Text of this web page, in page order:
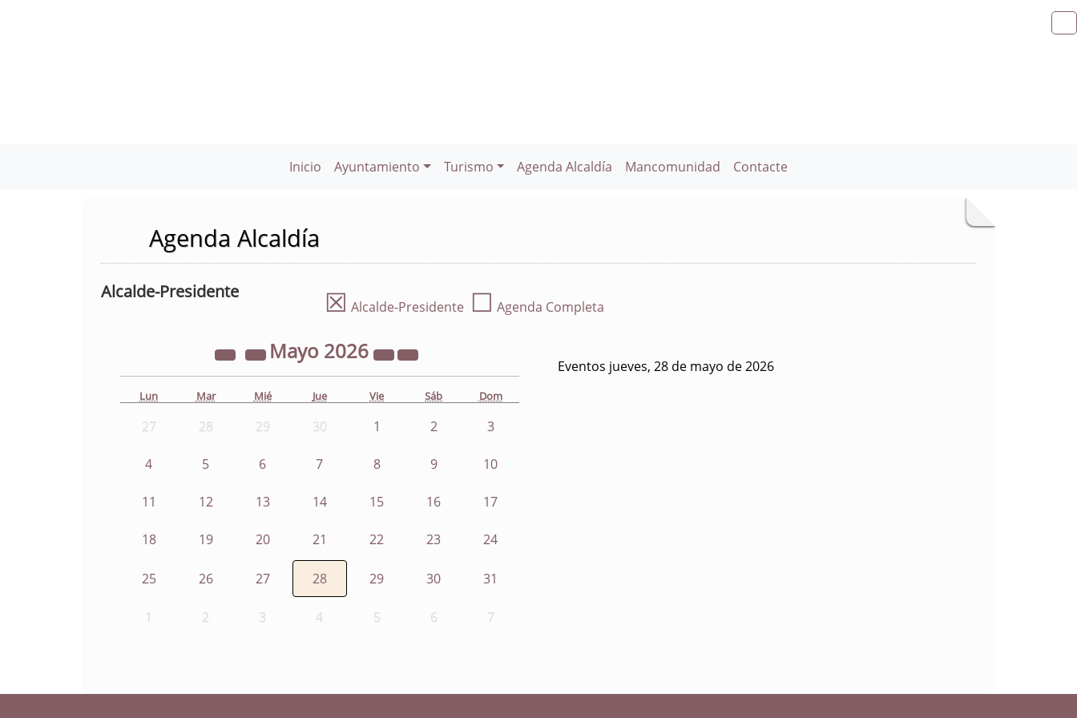
Inicio Ayuntamiento Turismo Agenda Alcaldía Mancomunidad Contacte
Agenda Alcaldía
Alcalde-Presidente ☒ Alcalde-Presidente ☐ Agenda Completa
Mayo 2026
Lun Mar Mié Jue Vie Sáb Dom
27 28 29 30 1 2 3
4 5 6 7 8 9 10
11 12 13 14 15 16 17
18 19 20 21 22 23 24
25 26 27 28 29 30 31
1 2 3 4 5 6 7
Eventos jueves, 28 de mayo de 2026